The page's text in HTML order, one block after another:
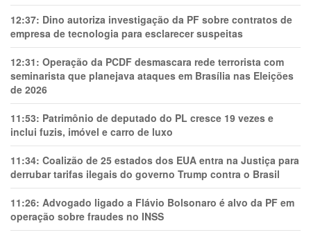
12:37: Dino autoriza investigação da PF sobre contratos de
empresa de tecnologia para esclarecer suspeitas
12:31: Operação da PCDF desmascara rede terrorista com
seminarista que planejava ataques em Brasília nas Eleições
de 2026
11:53: Patrimônio de deputado do PL cresce 19 vezes e
inclui fuzis, imóvel e carro de luxo
11:34: Coalizão de 25 estados dos EUA entra na Justiça para
derrubar tarifas ilegais do governo Trump contra o Brasil
11:26: Advogado ligado a Flávio Bolsonaro é alvo da PF em
operação sobre fraudes no INSS